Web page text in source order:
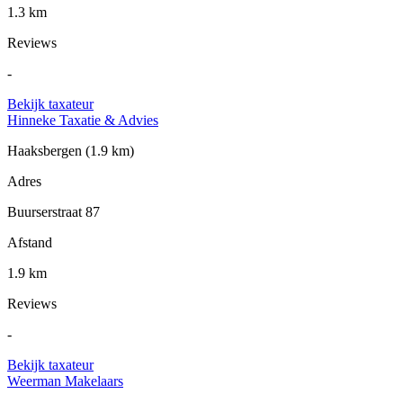
1.3 km
Reviews
-
Bekijk taxateur
Hinneke Taxatie & Advies
Haaksbergen (1.9 km)
Adres
Buurserstraat 87
Afstand
1.9 km
Reviews
-
Bekijk taxateur
Weerman Makelaars